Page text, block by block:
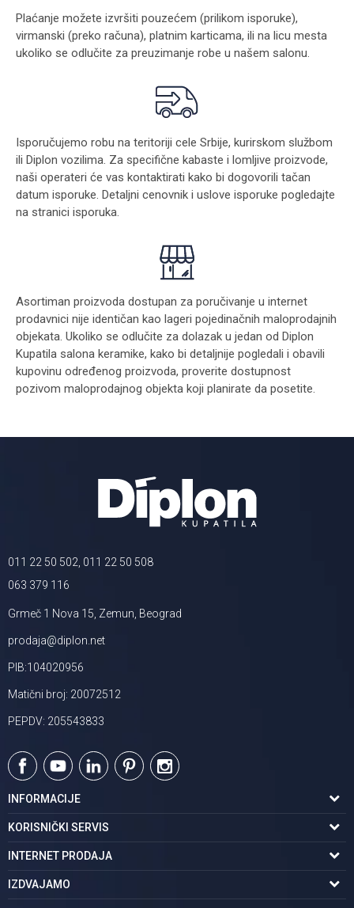
Plaćanje možete izvršiti pouzećem (prilikom isporuke),
virmanski (preko računa), platnim karticama, ili na licu mesta
ukoliko se odlučite za preuzimanje robe u našem salonu.
Isporučujemo robu na teritoriji cele Srbije, kurirskom službom
ili Diplon vozilima. Za specifične kabaste i lomljive proizvode,
naši operateri će vas kontaktirati kako bi dogovorili tačan
datum isporuke. Detaljni cenovnik i uslove isporuke pogledajte
na stranici isporuka.
Asortiman proizvoda dostupan za poručivanje u internet
prodavnici nije identičan kao lageri pojedinačnih maloprodajnih
objekata. Ukoliko se odlučite za dolazak u jedan od Diplon
Kupatila salona keramike, kako bi detaljnije pogledali i obavili
kupovinu određenog proizvoda, proverite dostupnost
pozivom maloprodajnog objekta koji planirate da posetite.
011 22 50 502, 011 22 50 508
063 379 116
Grmeč 1 Nova 15, Zemun, Beograd
prodaja@diplon.net
PIB:104020956
Matični broj: 20072512
PEPDV: 205543833
INFORMACIJE
O nama
Podaci o trgovcu
Karijera | postani deo tima
KORISNIČKI SERVIS
Uslovi korišćenja
Politika privatnosti
INTERNET PRODAJA
Kako kupiti
IZDVAJAMO